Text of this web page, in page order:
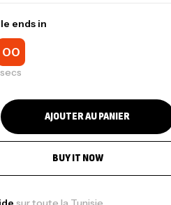
ends in
00
secs
AJOUTER AU PANIER
BUY IT NOW
Jigging Sunset Massive Attack